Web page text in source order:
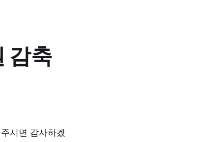
감축
시면 감사하겠